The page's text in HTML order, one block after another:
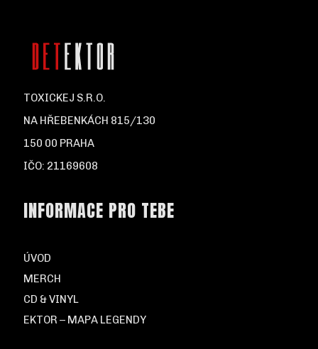
TOXICKEJ S.R.O.
NA HŘEBENKÁCH 815/130
150 00 PRAHA
IČO: 21169608
INFORMACE PRO TEBE
ÚVOD
MERCH
CD & VINYL
EKTOR – MAPA LEGENDY